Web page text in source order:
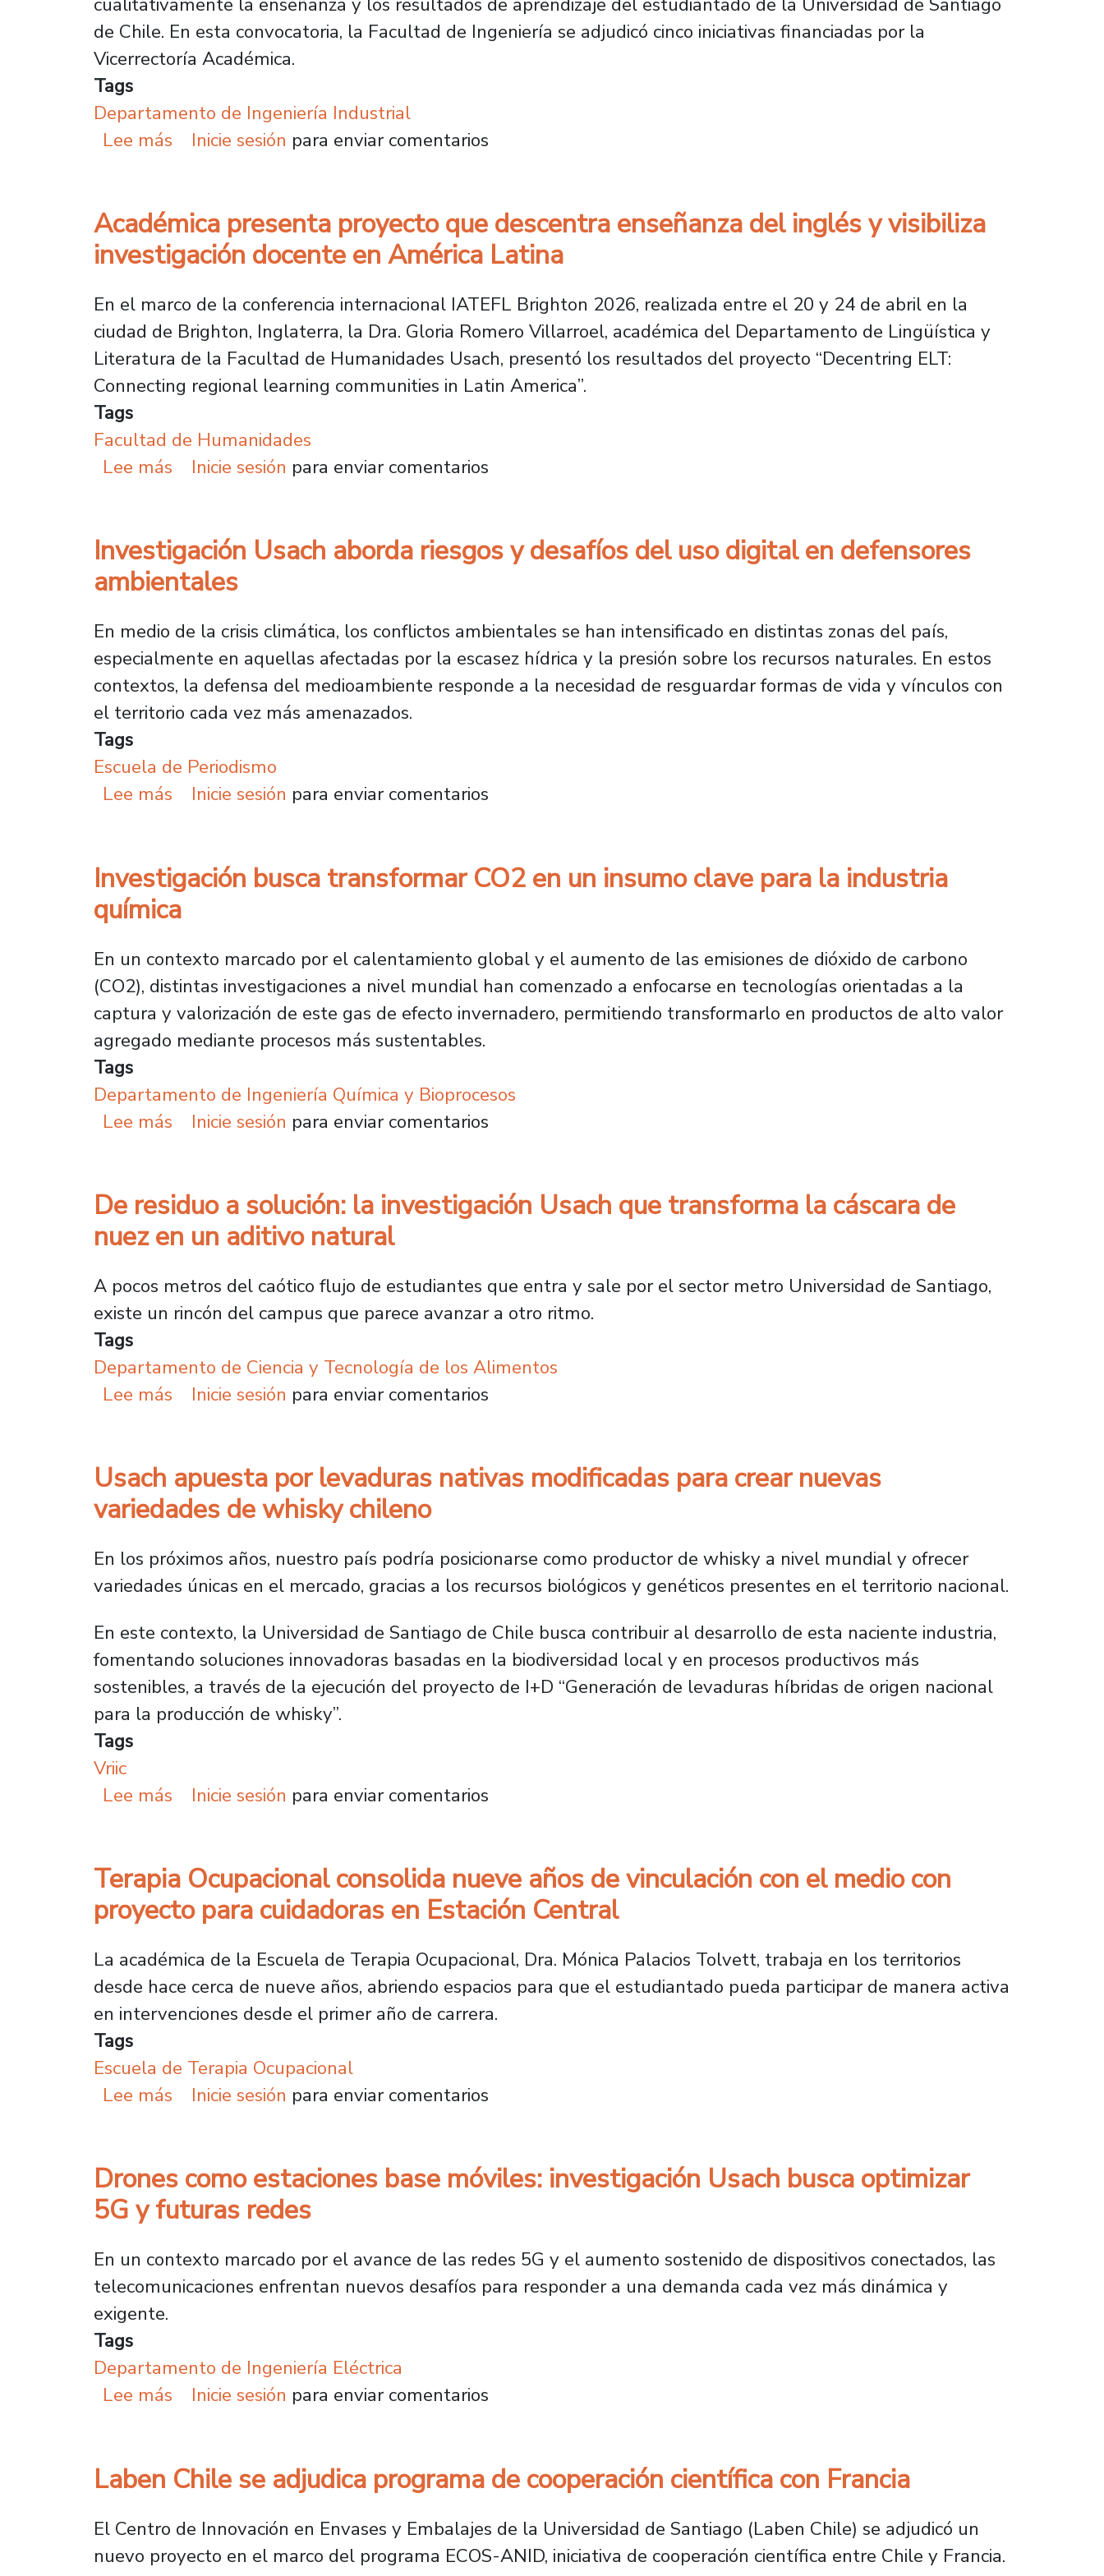
de Chile. En esta convocatoria, la Facultad de Ingeniería se adjudicó cinco iniciativas financiadas por la
Vicerrectoría Académica.
Tags
Departamento de Ingeniería Industrial
Lee más sobre Académica lidera proyecto para fortalecer competencias de diagnóstico y gestión del fracaso en innovación
Inicie sesión para enviar comentarios
Académica presenta proyecto que descentra enseñanza del inglés y visibiliza
investigación docente en América Latina
En el marco de la conferencia internacional IATEFL Brighton 2026, realizada entre el 20 y 24 de abril en la
ciudad de Brighton, Inglaterra, la Dra. Gloria Romero Villarroel, académica del Departamento de Lingüística y
Literatura de la Facultad de Humanidades Usach, presentó los resultados del proyecto “Decentring ELT:
Connecting regional learning communities in Latin America”.
Tags
Facultad de Humanidades
Lee más sobre Académica presenta proyecto que descentra enseñanza del inglés y visibiliza investigación docente en
Inicie sesión para enviar comentarios
Investigación Usach aborda riesgos y desafíos del uso digital en defensores
ambientales
En medio de la crisis climática, los conflictos ambientales se han intensificado en distintas zonas del país,
especialmente en aquellas afectadas por la escasez hídrica y la presión sobre los recursos naturales. En estos
contextos, la defensa del medioambiente responde a la necesidad de resguardar formas de vida y vínculos con
el territorio cada vez más amenazados.
Tags
Escuela de Periodismo
Lee más sobre Investigación Usach aborda riesgos y desafíos del uso digital en defensores ambientales
Inicie sesión para enviar comentarios
Investigación busca transformar CO2 en un insumo clave para la industria
química
En un contexto marcado por el calentamiento global y el aumento de las emisiones de dióxido de carbono
(CO2), distintas investigaciones a nivel mundial han comenzado a enfocarse en tecnologías orientadas a la
captura y valorización de este gas de efecto invernadero, permitiendo transformarlo en productos de alto valor
agregado mediante procesos más sustentables.
Tags
Departamento de Ingeniería Química y Bioprocesos
Lee más sobre Investigación busca transformar CO2 en un insumo clave para la industria química
Inicie sesión para enviar comentarios
De residuo a solución: la investigación Usach que transforma la cáscara de
nuez en un aditivo natural
A pocos metros del caótico flujo de estudiantes que entra y sale por el sector metro Universidad de Santiago,
existe un rincón del campus que parece avanzar a otro ritmo.
Tags
Departamento de Ciencia y Tecnología de los Alimentos
Lee más sobre De residuo a solución: la investigación Usach que transforma la cáscara de nuez en un aditivo natural
Inicie sesión para enviar comentarios
Usach apuesta por levaduras nativas modificadas para crear nuevas
variedades de whisky chileno
En los próximos años, nuestro país podría posicionarse como productor de whisky a nivel mundial y ofrecer
variedades únicas en el mercado, gracias a los recursos biológicos y genéticos presentes en el territorio nacional.
En este contexto, la Universidad de Santiago de Chile busca contribuir al desarrollo de esta naciente industria,
fomentando soluciones innovadoras basadas en la biodiversidad local y en procesos productivos más
sostenibles, a través de la ejecución del proyecto de I+D “Generación de levaduras híbridas de origen nacional
para la producción de whisky”.
Tags
Vriic
Lee más sobre Usach apuesta por levaduras nativas modificadas para crear nuevas variedades de whisky chileno
Inicie sesión para enviar comentarios
Terapia Ocupacional consolida nueve años de vinculación con el medio con
proyecto para cuidadoras en Estación Central
La académica de la Escuela de Terapia Ocupacional, Dra. Mónica Palacios Tolvett, trabaja en los territorios
desde hace cerca de nueve años, abriendo espacios para que el estudiantado pueda participar de manera activa
en intervenciones desde el primer año de carrera.
Tags
Escuela de Terapia Ocupacional
Lee más sobre Terapia Ocupacional consolida nueve años de vinculación con el medio con proyecto para cuidadoras en
Inicie sesión para enviar comentarios
Drones como estaciones base móviles: investigación Usach busca optimizar
5G y futuras redes
En un contexto marcado por el avance de las redes 5G y el aumento sostenido de dispositivos conectados, las
telecomunicaciones enfrentan nuevos desafíos para responder a una demanda cada vez más dinámica y
exigente.
Tags
Departamento de Ingeniería Eléctrica
Lee más sobre Drones como estaciones base móviles: investigación Usach busca optimizar 5G y futuras redes
Inicie sesión para enviar comentarios
Laben Chile se adjudica programa de cooperación científica con Francia
El Centro de Innovación en Envases y Embalajes de la Universidad de Santiago (Laben Chile) se adjudicó un
nuevo proyecto en el marco del programa ECOS-ANID, iniciativa de cooperación científica entre Chile y Francia.